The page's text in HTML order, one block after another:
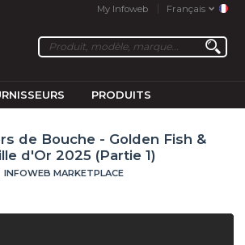
My Infoweb Français
PRODUITS
de Bouche - Golden Fish &
d'Or 2025 (Partie 1)
INFOWEB MARKETPLACE